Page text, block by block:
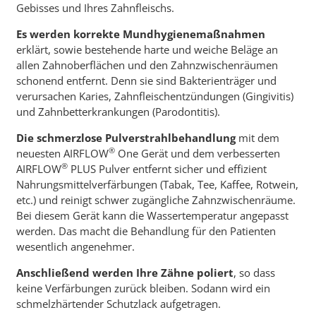
Gebisses und Ihres Zahnfleischs.
Es werden korrekte Mundhygienemaßnahmen
erklärt, sowie bestehende harte und weiche Beläge an
allen Zahnoberflächen und den Zahnzwischenräumen
schonend entfernt. Denn sie sind Bakterienträger und
verursachen Karies, Zahnfleischentzündungen (Gingivitis)
und Zahnbetterkrankungen (Parodontitis).
Die schmerzlose Pulverstrahlbehandlungmit dem
neuesten AIRFLOW®One Gerät und dem verbesserten
AIRFLOW®PLUS Pulver entfernt sicher und effizient
Nahrungsmittelverfärbungen (Tabak, Tee, Kaffee, Rotwein,
etc.) und reinigt schwer zugängliche Zahnzwischenräume.
Bei diesem Gerät kann die Wassertemperatur angepasst
werden. Das macht die Behandlung für den Patienten
wesentlich angenehmer.
Anschließend werden Ihre Zähne poliert, so dass
keine Verfärbungen zurück bleiben. Sodann wird ein
schmelzhärtender Schutzlack aufgetragen.